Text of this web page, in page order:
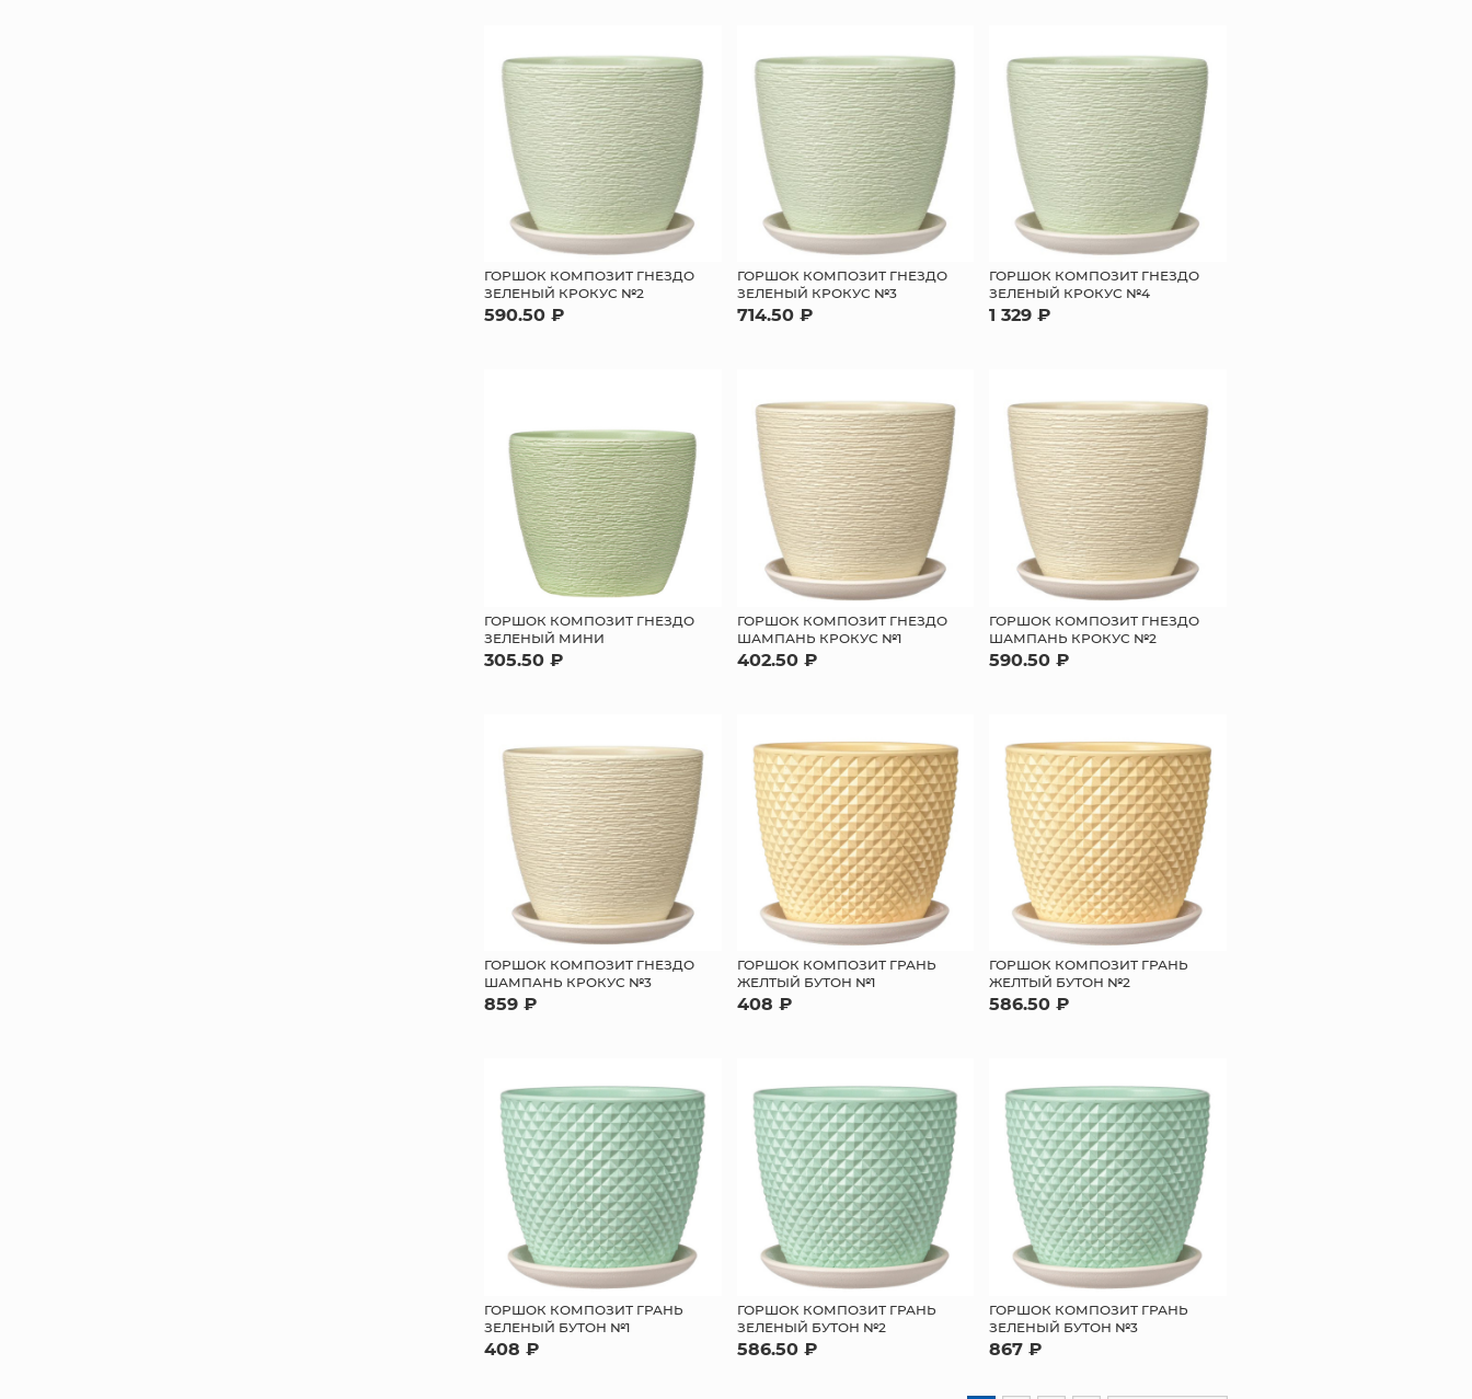
ГОРШОК КОМПОЗИТ ГНЕЗДО
ЗЕЛЕНЫЙ КРОКУС №2
590.50 ₽
ГОРШОК КОМПОЗИТ ГНЕЗДО
ЗЕЛЕНЫЙ КРОКУС №3
714.50 ₽
ГОРШОК КОМПОЗИТ ГНЕЗДО
ЗЕЛЕНЫЙ КРОКУС №4
1 329 ₽
ГОРШОК КОМПОЗИТ ГНЕЗДО
ЗЕЛЕНЫЙ МИНИ
305.50 ₽
ГОРШОК КОМПОЗИТ ГНЕЗДО
ШАМПАНЬ КРОКУС №1
402.50 ₽
ГОРШОК КОМПОЗИТ ГНЕЗДО
ШАМПАНЬ КРОКУС №2
590.50 ₽
ГОРШОК КОМПОЗИТ ГНЕЗДО
ШАМПАНЬ КРОКУС №3
859 ₽
ГОРШОК КОМПОЗИТ ГРАНЬ
ЖЕЛТЫЙ БУТОН №1
408 ₽
ГОРШОК КОМПОЗИТ ГРАНЬ
ЖЕЛТЫЙ БУТОН №2
586.50 ₽
ГОРШОК КОМПОЗИТ ГРАНЬ
ЗЕЛЕНЫЙ БУТОН №1
408 ₽
ГОРШОК КОМПОЗИТ ГРАНЬ
ЗЕЛЕНЫЙ БУТОН №2
586.50 ₽
ГОРШОК КОМПОЗИТ ГРАНЬ
ЗЕЛЕНЫЙ БУТОН №3
867 ₽